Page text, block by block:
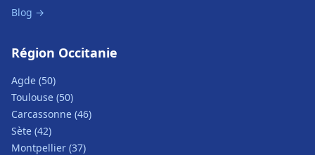
Blog →
Région Occitanie
Agde (50)
Toulouse (50)
Carcassonne (46)
Sète (42)
Montpellier (37)